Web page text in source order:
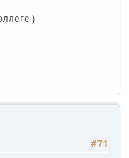
)
#71